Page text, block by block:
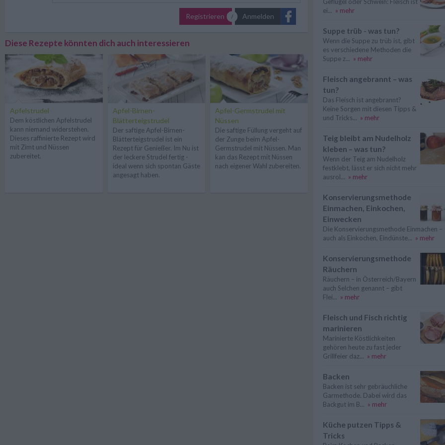
Registrieren Anmelden
Diese Rezepte könnten dich auch interessieren
Apfelstrudel
Dem köstlichen Apfelstrudel
kann niemand widerstehen.
Dieses raffinierte Rezept wird
mit Zimt und Nüssen
zubereitet.
Apfel-Birnen-
Blätterteigstrudel
Der saftige Apfel-Birnen-
Blätterteigstrudel ist ein
Rezept für Genießer. Im Nu ist
der leckere Strudel fertig -
ideal wenn sich spontan Gäste
angesagt haben.
Apfel-Germstrudel mit
Nüssen
Die saftige Füllung vergeht auf
der Zunge beim Apfel-
Germstrudel mit Nüssen. Man
kan das Rezept mit Nüssen
nach eigener Wahl zubereiten.
ei... » mehr
Suppe trüb - was tun?
Wenn die Suppe zu trüb ist, gibt
es verschiedene Methoden die
Suppe z... » mehr
Fleisch angebrannt – was
tun?
Das Fleisch ist angebrannt?
Keine Sorgen mit diesen Tipps &
und Tricks... » mehr
Teig bleibt am Nudelholz
kleben – was tun?
Wenn der Teig am Nudelholz
festklebt, lässt er sich nicht mehr
ausrol... » mehr
Konservierungsmethode
Einmachen, Einkochen,
Einwecken
Die Konservierungsmethode Einmachen –
auch als Einkochen, Eindünste... » mehr
Konservierungsmethode
Räuchern
Räuchern – in Österreich/Bayern
auch Selchen genannt – gibt
Flei... » mehr
Fleisch und Fisch richtig
marinieren
Marinierte Köstlichkeiten
gehören heute zu fast jeder
Grillfeier daz... » mehr
Backen
Backen ist sehr gebräuchliche
Garmethode. Dabei wird das
Backgut im B... » mehr
Küche putzen Tipps &
Tricks